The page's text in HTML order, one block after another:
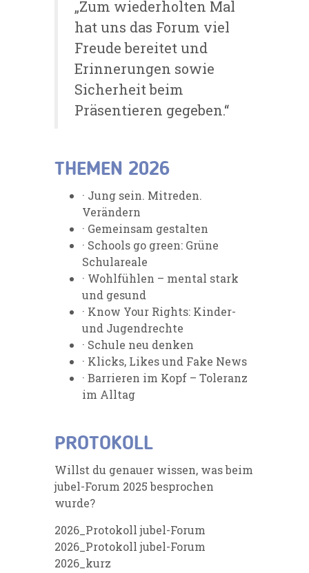
„Zum wiederholten Mal
hat uns das Forum viel
Freude bereitet und
Erinnerungen sowie
Sicherheit beim
Präsentieren gegeben.“
THEMEN 2026
· Jung sein. Mitreden.
Verändern
· Gemeinsam gestalten
· Schools go green: Grüne
Schulareale
· Wohlfühlen – mental stark
und gesund
· Know Your Rights: Kinder-
und Jugendrechte
· Schule neu denken
· Klicks, Likes und Fake News
· Barrieren im Kopf – Toleranz
im Alltag
PROTOKOLL
Willst du genauer wissen, was beim
jubel-Forum 2025 besprochen
wurde?
2026_Protokoll jubel-Forum
2026_Protokoll jubel-Forum
2026_kurz